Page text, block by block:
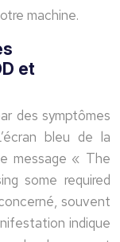
machine.
et
des symptômes
bleu de la
message « The
some required
souvent
indique